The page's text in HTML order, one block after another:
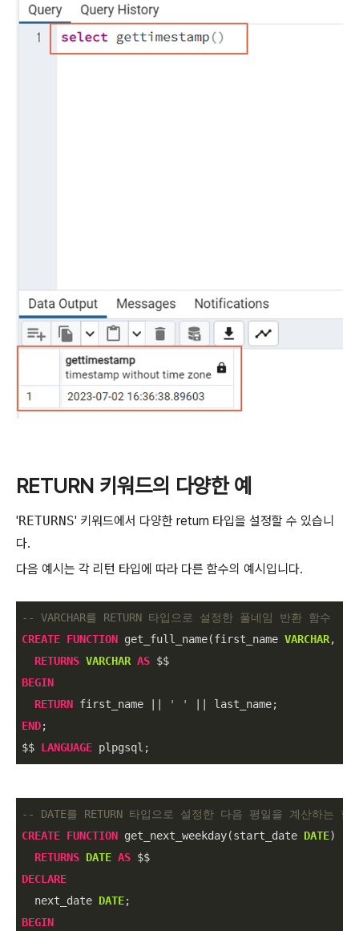
RETURN 키워드의 다양한예
'RETURNS' 키워드에서 다양한 return 타입을 설정할 수 있습니
다.
다음 예시는 각 리턴 타입에 따라 다른 함수의 예시입니다.
-- VARCHAR를 RETURN 타입으로 설정한 풀네임 반환 함수
CREATE FUNCTION get_full_name(first_name VARCHAR,
RETURNS VARCHAR AS
BEGIN
RETURN first_name ' '
END;
$$ LANGUAGE plpgsql;
-- DATE를 RETURN 타입으로 설정한 다음 평일을 계산하는 함
CREATE FUNCTION get_next_weekday(start_date DATE)
RETURNS DATE AS
DECLARE
  next_date
DATE
BEGIN